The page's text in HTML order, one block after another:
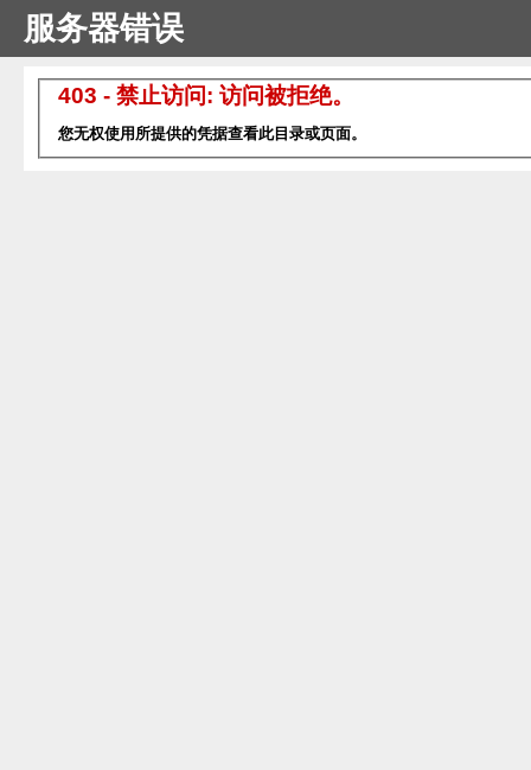
服务器错误
403 - 禁止访问: 访问被拒绝。
您无权使用所提供的凭据查看此目录或页面。